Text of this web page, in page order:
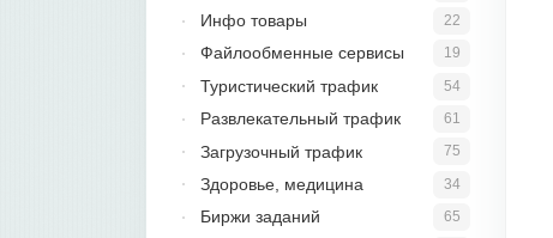
22
Инфо товары
19
Файлообменные сервисы
54
Туристический трафик
61
Развлекательный трафик
75
Загрузочный трафик
34
Здоровье, медицина
65
Биржи заданий